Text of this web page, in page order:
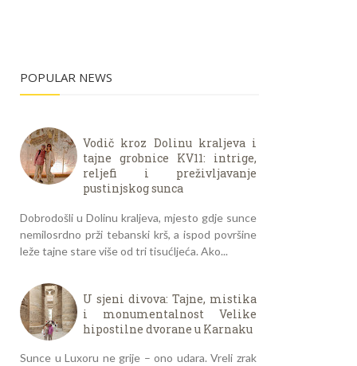
POPULAR NEWS
Vodič kroz Dolinu kraljeva i
tajne grobnice KV11: intrige,
reljefi i preživljavanje
pustinjskog sunca
Dobrodošli u Dolinu kraljeva, mjesto gdje sunce
nemilosrdno prži tebanski krš, a ispod površine
leže tajne stare više od tri tisućljeća. Ako...
U sjeni divova: Tajne, mistika
i monumentalnost Velike
hipostilne dvorane u Karnaku
Sunce u Luxoru ne grije – ono udara. Vreli zrak